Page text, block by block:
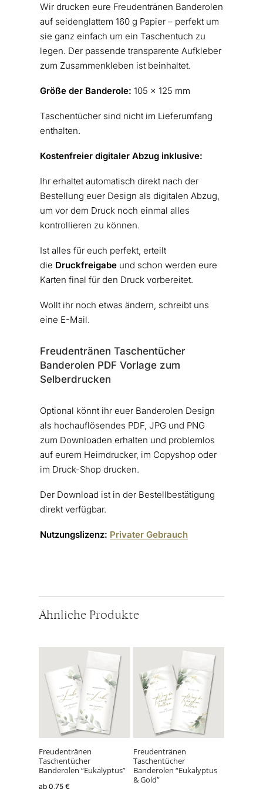
Wir drucken eure Freudentränen Banderolen
auf seidenglattem 160 g Papier – perfekt um
sie ganz einfach um ein Taschentuch zu
legen. Der passende transparente Aufkleber
zum Zusammenkleben ist beinhaltet.
Größe der Banderole: 105 x 125 mm
Taschentücher sind nicht im Lieferumfang
enthalten.
Kostenfreier digitaler Abzug inklusive:
Ihr erhaltet automatisch direkt nach der
Bestellung euer Design als digitalen Abzug,
um vor dem Druck noch einmal alles
kontrollieren zu können.
Ist alles für euch perfekt, erteilt
die Druckfreigabeund schon werden eure
Karten final für den Druck vorbereitet.
Wollt ihr noch etwas ändern, schreibt uns
eine E-Mail.
Freudentränen Taschentücher
Banderolen PDF Vorlage zum
Selberdrucken
Optional könnt ihr euer Banderolen Design
als hochauflösendes PDF, JPG und PNG
zum Downloaden erhalten und problemlos
auf eurem Heimdrucker, im Copyshop oder
im Druck-Shop drucken.
Der Download ist in der Bestellbestätigung
direkt verfügbar.
Nutzungslizenz: Privater Gebrauch
Ähnliche Produkte
Freudentränen
Taschentücher
Banderolen “Eukalyptus”
ab 0,75 €
Produkt
weist
mehrere
Varianten
Optionen
können
auf
der
Freudentränen
Taschentücher
Banderolen “Eukalyptus
& Gold”
Produkt
weist
mehrere
Varianten
Optionen
können
auf
der